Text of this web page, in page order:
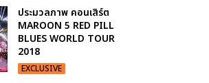
ประมวลภาพ คอนเสิร์ต
MAROON 5 RED PILL
BLUES WORLD TOUR
2018
EXCLUSIVE